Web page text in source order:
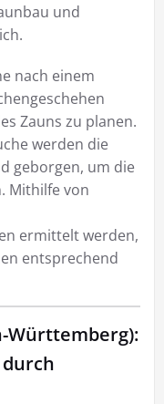
und
nach einem
Zauns zu planen.
werden die
geborgen, um die
Mithilfe von
ermittelt werden,
entsprechend
Württemberg):
durch